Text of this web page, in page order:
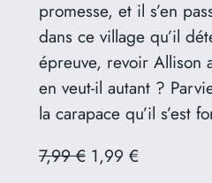
promesse, et il s’en
dans ce village qu’il
épreuve, revoir Allison
en veut-il autant ?
la carapace qu’il s’est
7,99 €1,99 €